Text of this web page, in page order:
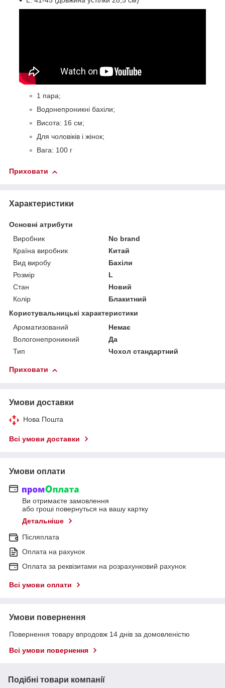
1 пара;
Водонепроникні бахіли;
Висота: 16 см;
Для чоловіків і жінок;
Вага: 100 г
Приховати
Характеристики
Основні атрибути
Виробник
No brand
Країна виробник
Китай
Вид виробу
Бахіли
Розмір
L
Стан
Новий
Колір
Блакитний
Користувальницькі характеристики
Ароматизований
Немає
Вологонепроникний
Да
Тип
Чохол стандартний
Приховати
Умови доставки
Нова Пошта
Всі умови доставки
Умови оплати
Ви отримаєте замовлення
або гроші повернуться на вашу картку
Детальніше
Післяплата
Оплата на рахунок
Оплата за реквізитами на розрахунковий рахунок
Всі умови оплати
Умови повернення
Повернення товару впродовж 14 днів за домовленістю
Всі умови повернення
Подібні товари компанії